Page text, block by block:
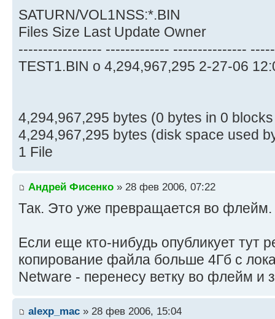
SATURN/VOL1NSS:*.BIN
Files Size Last Update Owner
----------------- ------------- ---------------
TEST1.BIN o 4,294,967,295 2-27-06
4,294,967,295 bytes (0 bytes in 0
4,294,967,295 bytes (disk space used
1 File
Андрей Фисенко » 28 фев 2006, 07:22
Так. Это уже превращается во флейм.
Если еще кто-нибудь опубликует тут
копирование файла больше 4Гб с
Netware - перенесу ветку во флейм и
alexp_mac » 28 фев 2006, 15:04